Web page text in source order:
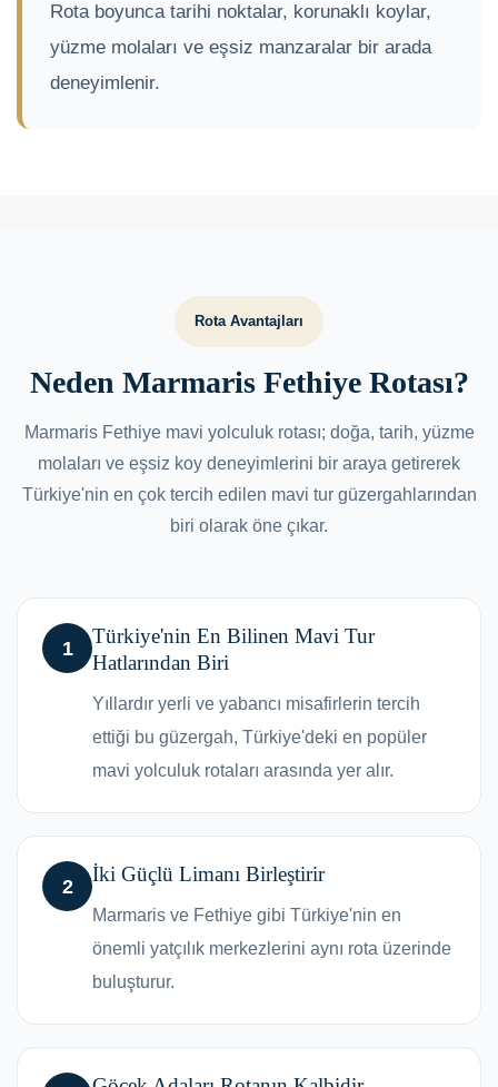
Rota boyunca tarihi noktalar, korunaklı koylar,
yüzme molaları ve eşsiz manzaralar bir arada
deneyimlenir.
Rota Avantajları
Neden Marmaris Fethiye Rotası?
Marmaris Fethiye mavi yolculuk rotası; doğa, tarih, yüzme
molaları ve eşsiz koy deneyimlerini bir araya getirerek
Türkiye'nin en çok tercih edilen mavi tur güzergahlarından
biri olarak öne çıkar.
1
Türkiye'nin En Bilinen Mavi Tur
Hatlarından Biri
Yıllardır yerli ve yabancı misafirlerin tercih
ettiği bu güzergah, Türkiye'deki en popüler
mavi yolculuk rotaları arasında yer alır.
2
İki Güçlü Limanı Birleştirir
Marmaris ve Fethiye gibi Türkiye'nin en
önemli yatçılık merkezlerini aynı rota üzerinde
buluşturur.